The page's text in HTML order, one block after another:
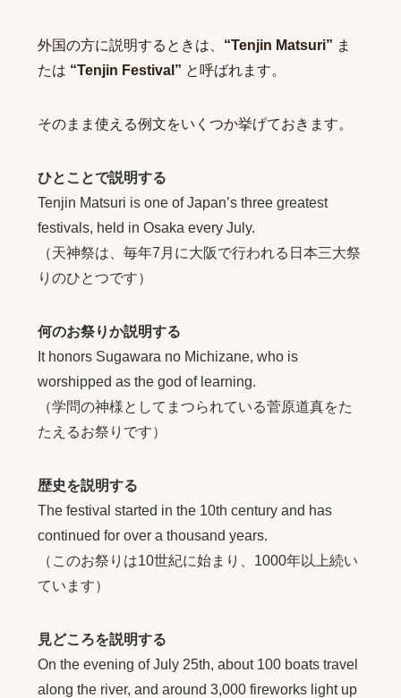
外国の方に説明するときは、 “Tenjin Matsuri” ま
たは “Tenjin Festival” と呼ばれます。
そのまま使える例文をいくつか挙げておきます。
ひとことで説明する
Tenjin Matsuri is one of Japan’s three greatest
festivals, held in Osaka every July.
（天神祭は、毎年7月に大阪で行われる日本三大祭
りのひとつです）
何のお祭りか説明する
It honors Sugawara no Michizane, who is
worshipped as the god of learning.
（学問の神様としてまつられている菅原道真をた
たえるお祭りです）
歴史を説明する
The festival started in the 10th century and has
continued for over a thousand years.
（このお祭りは10世紀に始まり、1000年以上続い
ています）
見どころを説明する
On the evening of July 25th, about 100 boats travel
along the river, and around 3,000 fireworks light up